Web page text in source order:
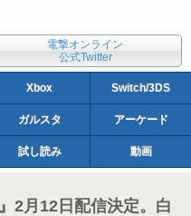
電撃オンライン
公式Twitter
Xbox Switch/3DS
ガルスタ アーケード
試し読み 動画
2月12日配信決定。白